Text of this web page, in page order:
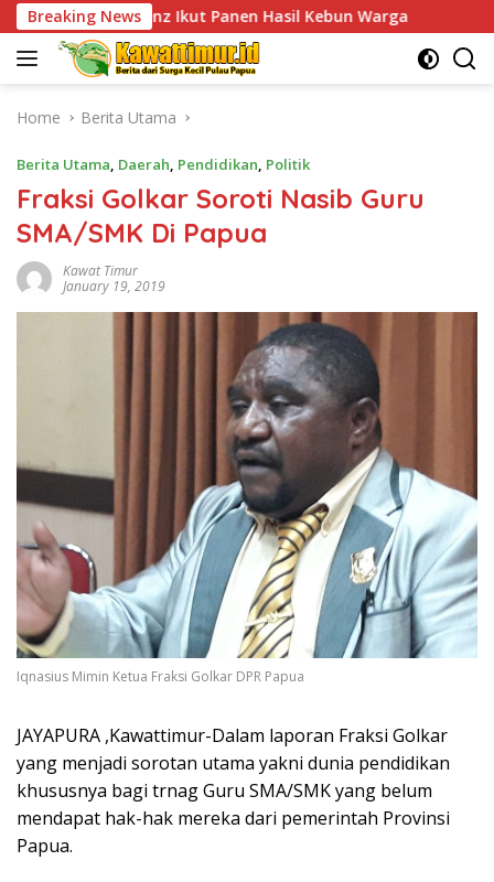
Skip
to
content
Breaking News
Ikut Panen Hasil Kebun Warga TPNPB Kodap
Home Berita Utama
Berita Utama, Daerah, Pendidikan, Politik
Fraksi Golkar Soroti Nasib Guru
SMA/SMK Di Papua
Kawat Timur
January 19, 2019
Iqnasius Mimin Ketua Fraksi Golkar DPR Papua
JAYAPURA ,Kawattimur-Dalam laporan Fraksi Golkar
yang menjadi sorotan utama yakni dunia pendidikan
khususnya bagi trnag Guru SMA/SMK yang belum
mendapat hak-hak mereka dari pemerintah Provinsi
Papua.